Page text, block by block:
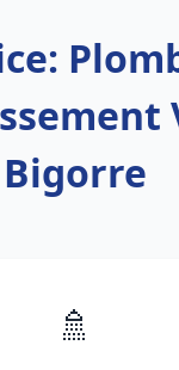
Bigorre
🚿